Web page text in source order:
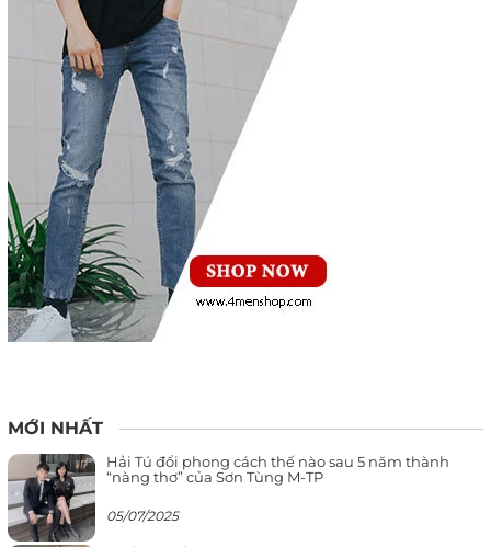
MỚI NHẤT
Hải Tú đổi phong cách thế nào sau 5 năm thành
“nàng thơ” của Sơn Tùng M-TP
05/07/2025